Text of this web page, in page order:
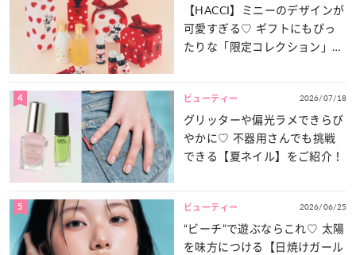
【HACCI】ミニーのデザインが
可愛すぎる♡ ギフトにもぴっ
たりな「限定コレクション」が
4 ビューティー 2026/07/18
グリッターや偏光ラメできらび
やかに♡ 不器用さんでも挑戦
できる【夏ネイル】をご紹介！
5 ビューティー 2026/06/25
“ビーチ”で遊ぶならこれ♡ 太陽
を味方につける【日焼けガール